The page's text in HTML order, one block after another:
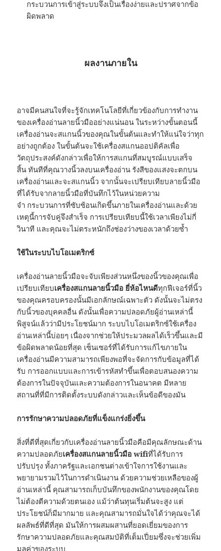
กระบวนการเข้าสู่ระบบจึงเป็นเรื่องง่ายและปราศจากข้อ
ผิดพลาด
ผลงานภายใน
อาจมีคนสนใจที่จะรู้จักเทคโนโลยีที่เกี่ยวข้องกับการทำงาน
ของเครื่องอ่านลายนิ้วมืออย่างแน่นอน ในระหว่างขั้นตอนนี้
เครื่องอ่านจะสแกนนิ้วของคุณในขั้นต้นและทำให้แน่ใจว่าทุก
อย่างถูกต้อง ในขั้นต้นจะใช้เครื่องสแกนออปติคัลเพื่อ
วัตถุประสงค์ดังกล่าวเพื่อให้การสแกนที่สมบูรณ์แบบเสร็จ
สิ้น ทันทีที่คุณวางนิ้วลงบนเครื่องอ่าน รังสีของแสงจะตกบน
เครื่องอ่านและจะสแกนนิ้ว จากนั้นจะเปรียบเทียบลายนิ้วมือ
ที่ได้รับจากลายนิ้วมือที่บันทึกไว้ในหน่วยความ
จำ กระบวนการที่ซับซ้อนเกิดขึ้นภายในเครื่องอ่านและด้วย
เหตุนี้การจับคู่จึงสำเร็จ การเปรียบเทียบนี้ใช้เวลาเพียงไม่กี่
วินาที และคุณจะไม่ตระหนักถึงช่องว่างของเวลาด้วยซ้ำ
ใช้ในระบบไบโอเมตริกซ์
เครื่องอ่านลายนิ้วมือจะจับเพียงส่วนหนึ่งของนิ้วของคุณเพื่อ
เปรียบเทียบเครื่องสแกนลายนิ้วมือ ยี่ห้อไหนดีทุกฟีเจอร์ที่นิ้ว
ของคุณครอบครองนั้นมีเอกลักษณ์เฉพาะตัว ดังนั้นจะไม่ตรง
กับนิ้วของบุคคลอื่น ดังนั้นเพื่อความปลอดภัยผู้อ่านเหล่านี้
พิสูจน์แล้วว่ามีประโยชน์มาก ระบบไบโอเมตริกซ์ใช้เครื่อง
อ่านเหล่านี้บ่อยๆ เนื่องจากช่วยให้ประมวลผลได้เร็วขึ้นและมี
ข้อผิดพลาดน้อยที่สุด เซ็นเซอร์ที่ได้รับการแก้ไขภายใน
เครื่องอ่านมีความสามารถเพียงพอที่จะจัดการกับข้อมูลที่ได้
รับ การออกแบบและการเข้ารหัสทำขึ้นเพื่อตอบสนองความ
ต้องการในปัจจุบันและความต้องการในอนาคต มีหลาย
สถานที่ที่มีการติดตั้งระบบดังกล่าวและเห็นข้อดีของมัน
การรักษาความปลอดภัยที่แข็งแกร่งยิ่งขึ้น
สิ่งที่ดีที่สุดเกี่ยวกับเครื่องอ่านลายนิ้วมือคือมีคุณลักษณะด้าน
ความปลอดภัยเครื่องสแกนลายนิ้วมือ wifiที่ได้รับการ
ปรับปรุง ทั้งภาครัฐและเอกชนต่างเข้าใจการใช้งานและ
พยายามรวมไว้ในการดำเนินงาน ด้วยความช่วยเหลือของผู้
อ่านเหล่านี้ คุณสามารถเก็บบันทึกของพนักงานของคุณโดย
ไม่ต้องตีความด้วยตนเอง แม้ว่าต้นทุนเริ่มต้นจะสูง แต่
ประโยชน์ก็มีมากมาย และคุณสามารถมั่นใจได้ว่าคุณจะได้
ผลลัพธ์ที่ดีที่สุด มันให้การผสมผสานที่ยอดเยี่ยมของการ
รักษาความปลอดภัยและคุณสมบัติที่เต็มเปี่ยมซึ่งจะช่วยเพิ่ม
มูลค่าของระบบ